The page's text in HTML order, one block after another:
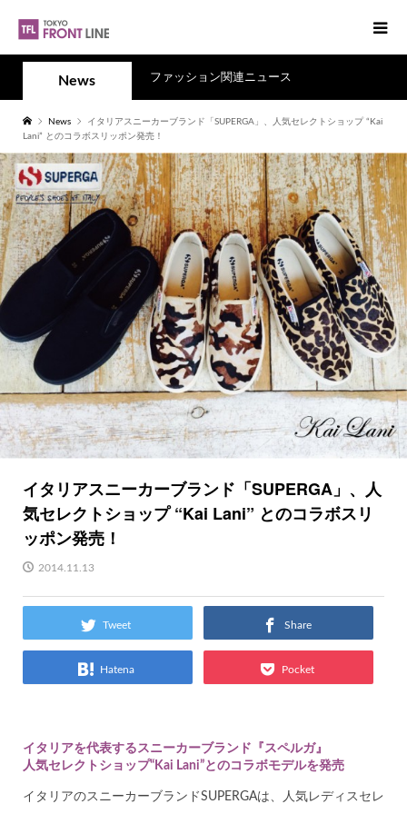
News ファッション関連ニュース
News
イタリアスニーカーブランド「SUPERGA」、人気セレクトショップ “Kai
Lani” とのコラボスリッポン発売！
イタリアスニーカーブランド「SUPERGA」、人
気セレクトショップ “Kai Lani” とのコラボスリ
ッポン発売！
2014.11.13
Tweet Share
Hatena Pocket
イタリアを代表するスニーカーブランド『スペルガ』
人気セレクトショップ“Kai Lani”とのコラボモデルを発売
イタリアのスニーカーブランドSUPERGAは、人気レディスセレ